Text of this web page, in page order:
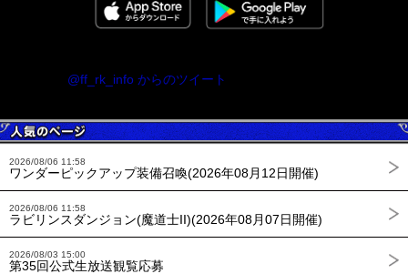
@ff_rk_info からのツイート
2026/08/06 11:58
ワンダーピックアップ装備召喚(2026年08月12日開催)
2026/08/06 11:58
ラビリンスダンジョン(魔道士II)(2026年08月07日開催)
2026/08/03 15:00
第35回公式生放送観覧応募